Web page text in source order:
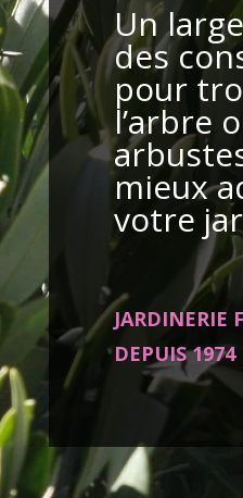
Un
des
pour
l’arbre
mieux
votre
JARDINERIE
DEPUIS 1974